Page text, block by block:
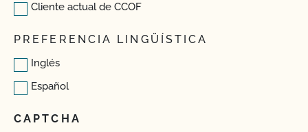
Cliente actual de CCOF
PREFERENCIA LINGÜÍSTICA
Inglés
Español
CAPTCHA